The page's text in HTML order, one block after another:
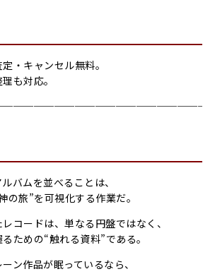
・キャンセル無料。
も対応。
バムを並べることは、
の旅”を可視化する作業だ。
コードは、単なる円盤ではなく、
ための“触れる資料”である。
ン作品が眠っているなら、